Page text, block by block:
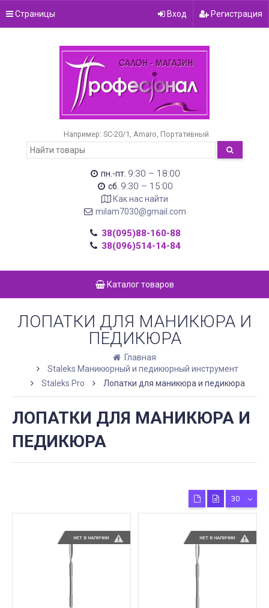
Страницы Вход Регистрация
Например: SC-20/1 Amaro Портативный
пн.-пт. 9:30 – 18:00
сб. 9:30 – 15:00
Как нас найти
milam7030@gmail.com
38(095)88-160-88
38(096)514-14-84
Каталог товаров
ЛОПАТКИ ДЛЯ МАНИКЮРА И
ПЕДИКЮРА
Главная
Staleks Маникюрный и педикюрный инструмент
Staleks Pro
Лопатки для маникюра и педикюра
ЛОПАТКИ ДЛЯ МАНИКЮРА И
ПЕДИКЮРА
30
НЕТ В НАЛИЧИИ НЕТ В НАЛИЧИИ